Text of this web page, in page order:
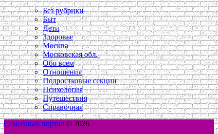
Без рубрики
Быт
Дети
Здоровье
Москва
Московская обл.
Обо всем
Отношения
Подростковые секции
Психология
Путешествия
Справочная
Семейный портал © 2026